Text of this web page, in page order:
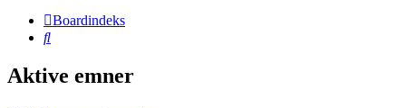
Boardindeks
Søg
Aktive emner